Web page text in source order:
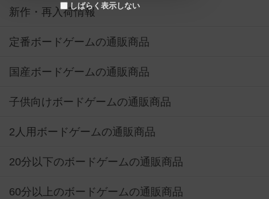
しばらく表示しない
新作・再入荷情報
定番ボードゲームの通販商品
国産ボードゲームの通販商品
子供向けボードゲームの通販商品
2人用ボードゲームの通販商品
20分以下のボードゲームの通販商品
60分以上のボードゲームの通販商品